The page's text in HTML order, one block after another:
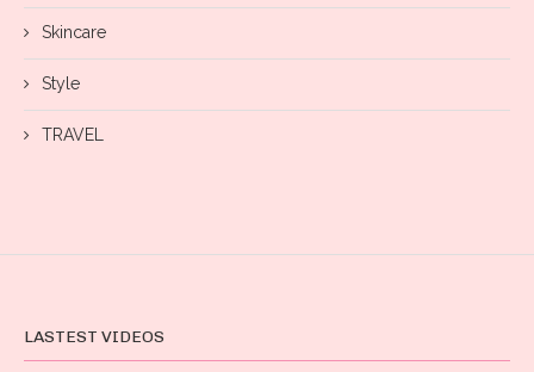
Skincare
Style
TRAVEL
LASTEST VIDEOS